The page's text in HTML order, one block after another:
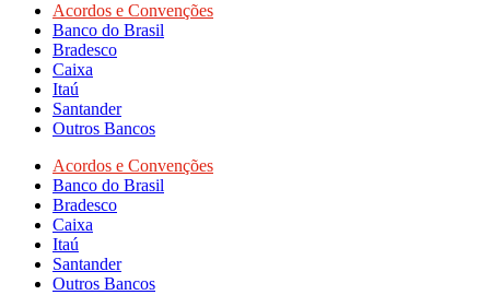
Acordos e Convenções
Banco do Brasil
Bradesco
Caixa
Itaú
Santander
Outros Bancos
Acordos e Convenções
Banco do Brasil
Bradesco
Caixa
Itaú
Santander
Outros Bancos